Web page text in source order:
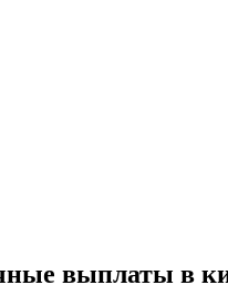
выплаты в